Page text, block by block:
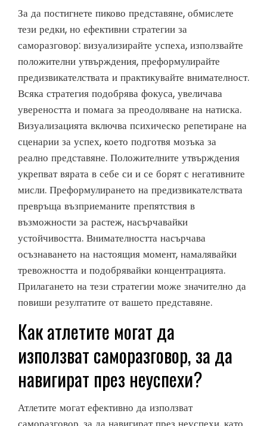
За да постигнете пиково представяне, обмислете
тези редки, но ефективни стратегии за
саморазговор: визуализирайте успеха, използвайте
положителни утвърждения, преформулирайте
предизвикателствата и практикувайте внимателност.
Всяка стратегия подобрява фокуса, увеличава
увереността и помага за преодоляване на натиска.
Визуализацията включва психическо репетиране на
сценарии за успех, което подготвя мозъка за
реално представяне. Положителните утвърждения
укрепват вярата в себе си и се борят с негативните
мисли. Преформулирането на предизвикателствата
превръща възприеманите препятствия в
възможности за растеж, насърчавайки
устойчивостта. Внимателността насърчава
осъзнаването на настоящия момент, намалявайки
тревожността и подобрявайки концентрацията.
Прилагането на тези стратегии може значително да
повиши резултатите от вашето представяне.
Как атлетите могат да
използват саморазговор, за да
навигират през неуспехи?
Атлетите могат ефективно да използват